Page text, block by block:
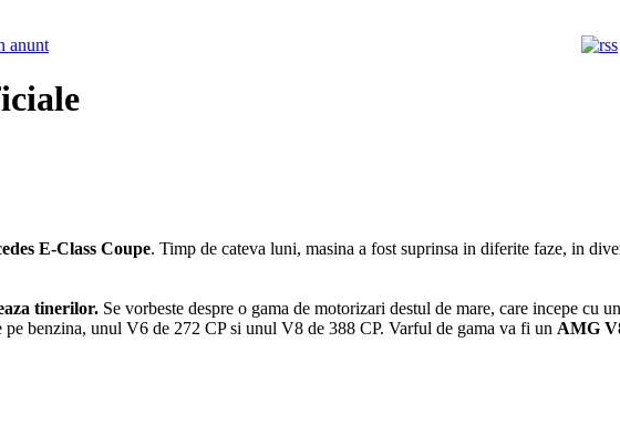
anunt
E-Class Coupe. Timp de cateva luni, masina a fost suprinsa in diferite faze, in
tinerilor. Se vorbeste despre o gama de motorizari destul de mare, care incepe cu
benzina, unul V6 de 272 CP si unul V8 de 388 CP. Varful de gama va fi un AMG